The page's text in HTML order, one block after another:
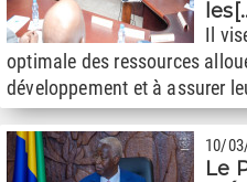
Il
optimale des ressources
développement et à assurer
10/
Le